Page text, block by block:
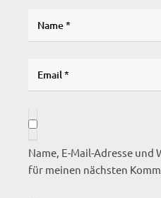
Name, E-Mail-Adresse und
für meinen nächsten